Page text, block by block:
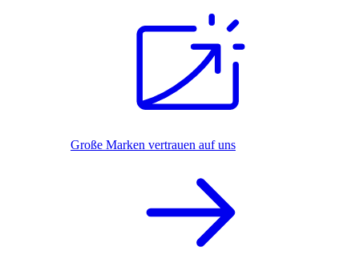
Große Marken vertrauen auf uns